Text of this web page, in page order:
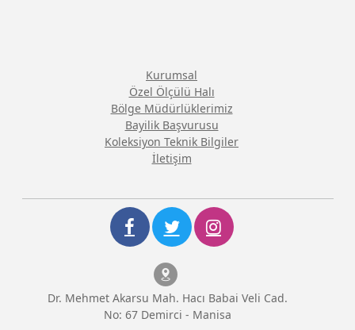
Kurumsal
Özel Ölçülü Halı
Bölge Müdürlüklerimiz
Bayilik Başvurusu
Koleksiyon Teknik Bilgiler
İletişim
Dr. Mehmet Akarsu Mah. Hacı Babai Veli Cad.
No: 67 Demirci - Manisa